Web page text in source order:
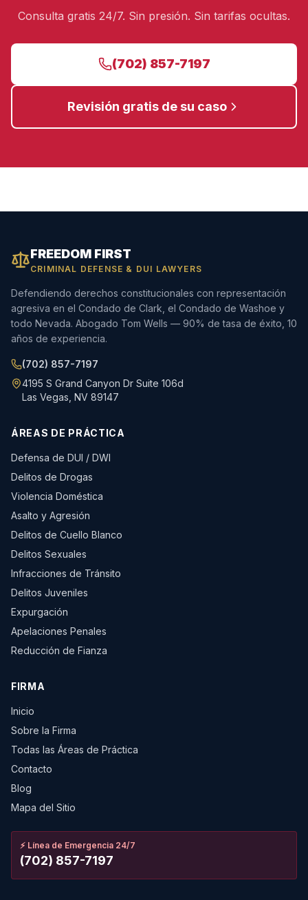
Consulta gratis 24/7. Sin presión. Sin tarifas ocultas.
(702) 857-7197
Revisión gratis de su caso
FREEDOM FIRST
CRIMINAL DEFENSE & DUI LAWYERS
Defendiendo derechos constitucionales con representación
agresiva en el Condado de Clark, el Condado de Washoe y
todo Nevada. Abogado Tom Wells — 90% de tasa de éxito, 10
años de experiencia.
(702) 857-7197
4195 S Grand Canyon Dr Suite 106d
Las Vegas, NV 89147
ÁREAS DE PRÁCTICA
Defensa de DUI / DWI
Delitos de Drogas
Violencia Doméstica
Asalto y Agresión
Delitos de Cuello Blanco
Delitos Sexuales
Infracciones de Tránsito
Delitos Juveniles
Expurgación
Apelaciones Penales
Reducción de Fianza
FIRMA
Inicio
Sobre la Firma
Todas las Áreas de Práctica
Contacto
Blog
Mapa del Sitio
⚡ Línea de Emergencia 24/7
(702) 857-7197